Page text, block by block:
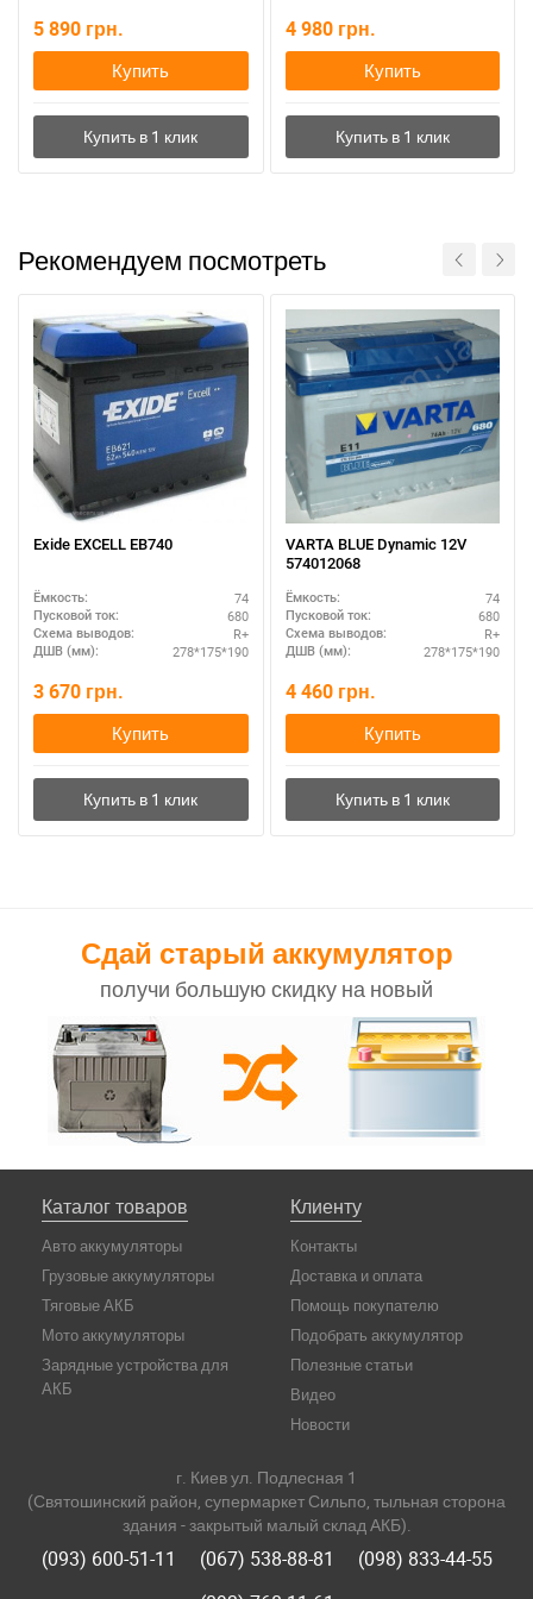
5 890 грн.
Купить
4 980 грн.
Купить
Рекомендуем посмотреть
Exide EXCELL EB740
Ёмкость: 74
Пусковой ток: 680
Схема выводов: R+
ДШВ (мм): 278*175*190
3 670 грн.
Купить
VARTA BLUE Dynamic 12V
574012068
Ёмкость: 74
Пусковой ток: 680
Схема выводов: R+
ДШВ (мм): 278*175*190
4 460 грн.
Купить
Сдай старый аккумулятор
получи большую скидку на новый
Каталог товаров
Авто аккумуляторы
Грузовые аккумуляторы
Тяговые АКБ
Мото аккумуляторы
Зарядные устройства для
АКБ
Клиенту
Контакты
Доставка и оплата
Помощь покупателю
Подобрать аккумулятор
Полезные статьи
Видео
Новости
г. Киев ул. Подлесная 1
(Святошинский район, супермаркет Сильпо, тыльная сторона
здания - закрытый малый склад АКБ).
(093) 600-51-11 (067) 538-88-81
(098) 833-44-55